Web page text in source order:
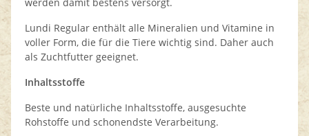
Lundi Regular enthält alle Mineralien und Vitamine in
voller Form, die für die Tiere wichtig sind. Daher auch
als Zuchtfutter geeignet.
Inhaltsstoffe
Beste und natürliche Inhaltsstoffe, ausgesuchte
Rohstoffe und schonendste Verarbeitung.